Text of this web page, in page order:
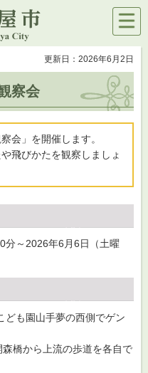
メニ
ュー
更新日：2026年6月2日
察会
会」を開催します。
飛びかたを観察しましょ
分～2026年6月6日（土曜
ども園山手夢の西側でゲン
橋から上流の歩道を各自で